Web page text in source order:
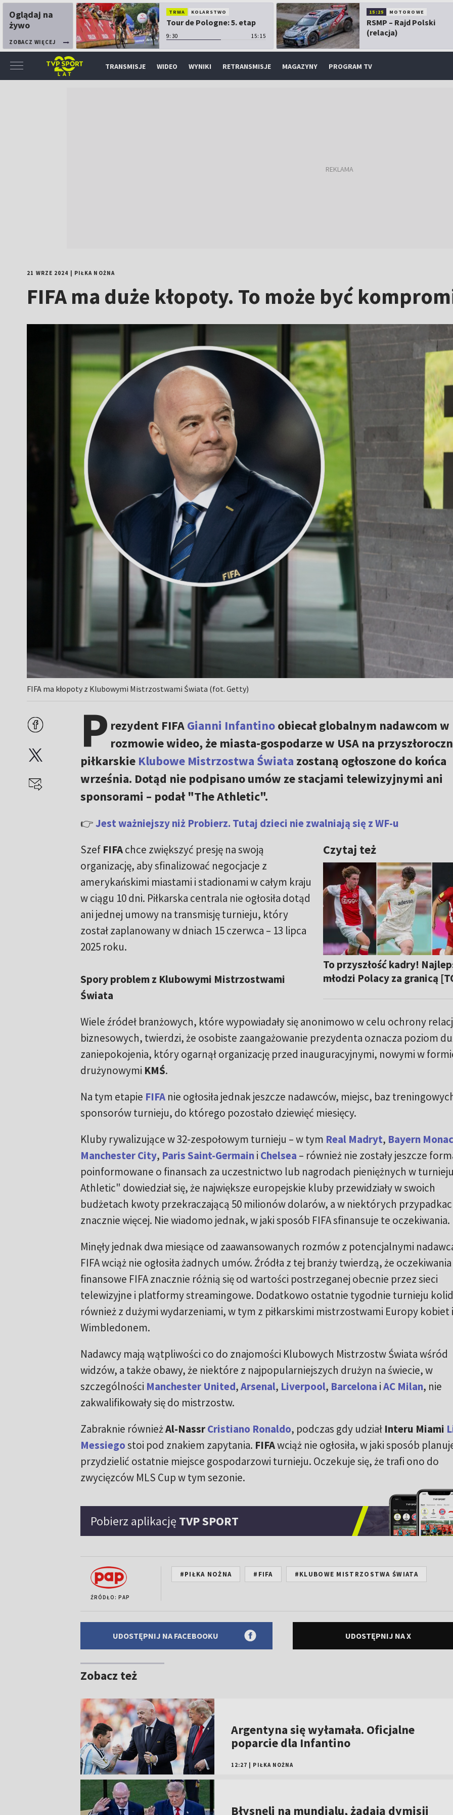
Oglądaj na
żywo
ZOBACZ WIĘCEJ
TRWA KOLARSTWO
Tour de Pologne: 5. etap
9:30 15:15
15:25 MOTOROWE
RSMP – Rajd Polski
(relacja)
TRANSMISJE WIDEO WYNIKI RETRANSMISJE MAGAZYNY PROGRAM TV
21 WRZE 2024 PIŁKA NOŻNA
FIFA ma duże kłopoty. To może być
FIFA ma kłopoty z Klubowymi Mistrzostwami Świata (fot. Getty)
P rezydent FIFAGianni Infantinoobiecał globalnym nadawcom w
rozmowie wideo, że miasta-gospodarze w USA na
piłkarskie Klubowe Mistrzostwa Świata zostaną ogłoszone do końca
września. Dotąd nie podpisano umów ze stacjami telewizyjnymi ani
sponsorami – podał "The Athletic".
👉Jest ważniejszy niż Probierz. Tutaj dzieci nie zwalniają się z WF-u
Czytaj też
To przyszłość kadry!
młodzi Polacy za granicą
Szef FIFAchce zwiększyć presję na swoją
organizację, aby sfinalizować negocjacje z
amerykańskimi miastami i stadionami w całym kraju
w ciągu 10 dni. Piłkarska centrala nie ogłosiła dotąd
ani jednej umowy na transmisję turnieju, który
został zaplanowany w dniach 15 czerwca – 13 lipca
2025 roku.
Spory problem z Klubowymi Mistrzostwami
Świata
Wiele źródeł branżowych, które wypowiadały się anonimowo w celu ochrony
biznesowych, twierdzi, że osobiste zaangażowanie prezydenta oznacza poziom
zaniepokojenia, który ogarnął organizację przed inauguracyjnymi, nowymi w
drużynowymi KMŚ.
Na tym etapie FIFA nie ogłosiła jednak jeszcze nadawców, miejsc, baz
sponsorów turnieju, do którego pozostało dziewięć miesięcy.
Kluby rywalizujące w 32-zespołowym turnieju – w tym Real Madryt, Bayern
Manchester City, Paris Saint-Germain i Chelsea – również nie zostały jeszcze
poinformowane o finansach za uczestnictwo lub nagrodach pieniężnych w
Athletic" dowiedział się, że największe europejskie kluby przewidziały w swoich
budżetach kwoty przekraczającą 50 milionów dolarów, a w niektórych
znacznie więcej. Nie wiadomo jednak, w jaki sposób FIFA sfinansuje te oczekiwania.
Minęły jednak dwa miesiące od zaawansowanych rozmów z potencjalnymi
FIFA wciąż nie ogłosiła żadnych umów. Źródła z tej branży twierdzą, że oczekiwania
finansowe FIFA znacznie różnią się od wartości postrzeganej obecnie przez sieci
telewizyjne i platformy streamingowe. Dodatkowo ostatnie tygodnie turnieju
również z dużymi wydarzeniami, w tym z piłkarskimi mistrzostwami Europy kobiet i
Wimbledonem.
Nadawcy mają wątpliwości co do znajomości Klubowych Mistrzostw Świata wśród
widzów, a także obawy, że niektóre z najpopularniejszych drużyn na świecie, w
szczególności Manchester United,Arsenal, Liverpool, Barcelona iAC Milan, nie
zakwalifikowały się do mistrzostw.
Zabraknie równieżAl-NassrCristiano Ronaldo, podczas gdy udział Interu Miami
Messiegostoi pod znakiem zapytania. FIFAwciąż nie ogłosiła, w jaki sposób
przydzielić ostatnie miejsce gospodarzowi turnieju. Oczekuje się, że trafi ono do
zwycięzców MLS Cup w tym sezonie.
Pobierz aplikację TVP SPORT
ŹRÓDŁO: PAP
#PIŁKA NOŻNA #FIFA #KLUBOWE MISTRZOSTWA ŚWIATA
UDOSTĘPNIJ NA FACEBOOKU UDOSTĘPNIJ NA X
Zobacz też
Argentyna się wyłamała. Oficjalne
poparcie dla Infantino
12:27 PIŁKA NOŻNA
Błysnęli na mundialu, żądają dymisji